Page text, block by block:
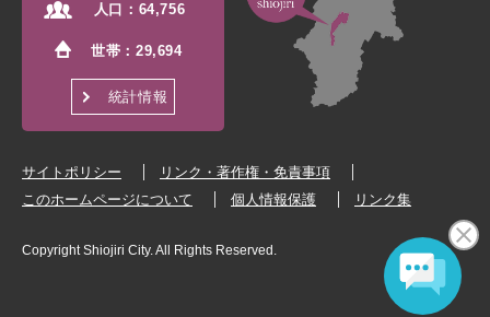
人口： 64,756
世帯：29,694
統計情報
サイトポリシー
リンク・著作権・免責事項
このホームページについて
個人情報保護 リンク集
Copyright Shiojiri City. All Rights Reserved.